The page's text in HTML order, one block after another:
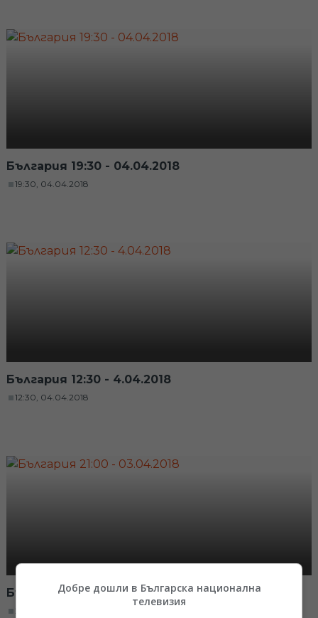
България 19:30 - 04.04.2018
19:30, 04.04.2018
България 12:30 - 4.04.2018
12:30, 04.04.2018
България 21:00 - 03.04.2018
21:00, 03.04.2018
Добре дошли в Българска национална
телевизия